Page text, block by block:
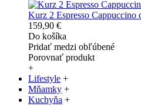
Kurz 2 Espresso Cappuccino
159,90 €
Do košíka
Pridať medzi obľúbené
Porovnať produkt
+
Lifestyle +
Mňamky +
Kuchyňa +